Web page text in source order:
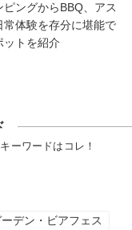
ングからBBQ、アス
常体験を存分に堪能で
ットを紹介
ーワードはコレ！
デン・ビアフェス